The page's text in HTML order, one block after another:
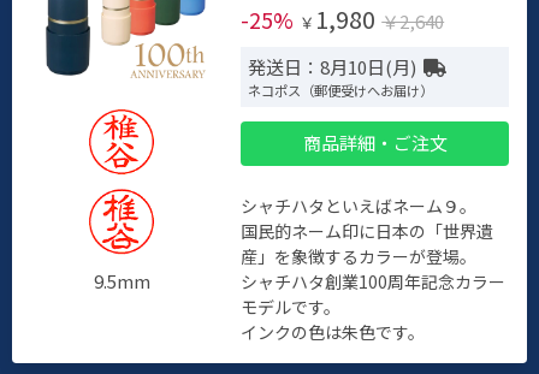
9.5mm
-25% ￥ 1,980 ￥2,640
発送日：8月10日(月)
ネコポス（郵便受けへお届け）
商品詳細・ご注文
シャチハタといえばネーム９。
国民的ネーム印に日本の「世界遺
産」を象徴するカラーが登場。
シャチハタ創業100周年記念カラー
モデルです。
インクの色は朱色です。